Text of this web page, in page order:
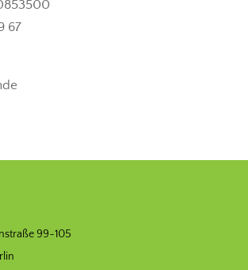
67
99-105